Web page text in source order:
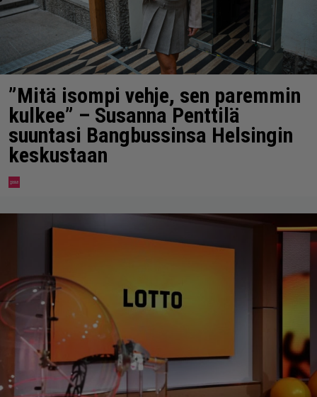
”Mitä isompi vehje, sen paremmin
kulkee” – Susanna Penttilä
suuntasi Bangbussinsa Helsingin
keskustaan